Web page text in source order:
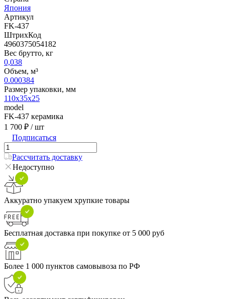
Япония
Артикул
FK-437
ШтрихКод
4960375054182
Вес брутто, кг
0,038
Объем, м³
0.000384
Размер упаковки, мм
110x35x25
model
FK-437 керамика
1 700 ₽ / шт
Подписаться
Рассчитать доставку
Недоступно
Аккуратно упакуем хрупкие товары
Бесплатная доставка при покупке от 5 000 руб
Более 1 000 пунктов самовывоза по РФ